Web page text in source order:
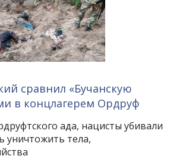
сравнил «Бучанскую
в концлагерем Ордруф
ада, нацисты убивали
уничтожить тела,